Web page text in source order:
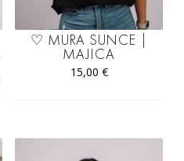
♡ MURA SUNCE |
MAJICA
15,00 €